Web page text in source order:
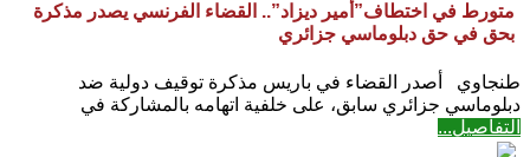
متورط في اختطاف”أمير ديزاد”.. القضاء الفرنسي يصدر مذكرة
بحق في حق دبلوماسي جزائري
طنجاوي أصدر القضاء في باريس مذكرة توقيف دولية ضد
دبلوماسي جزائري سابق، على خلفية اتهامه بالمشاركة في
التفاصيل...